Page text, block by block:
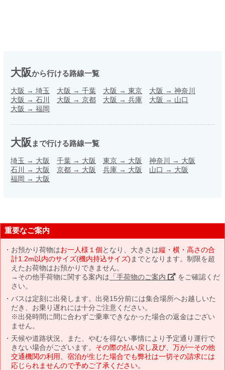
大阪から行ける路線一覧
大阪 → 埼玉 大阪 → 千葉 大阪 → 東京 大阪 → 神奈川
大阪 → 石川 大阪 → 京都 大阪 → 兵庫 大阪 → 山口
大阪 → 福岡
大阪 まで行ける路線一覧
埼玉 → 大阪 千葉 → 大阪 東京 → 大阪 神奈川 → 大阪
石川 → 大阪 京都 → 大阪 兵庫 → 大阪 山口 → 大阪
福岡 → 大阪
重要なご案内
お預かり荷物はお一人様１個となり、大きさは縦・横・高さの合
計1.2m以内のサイズ(機内持込サイズ) までとなります。制限を超
えたお荷物はお預かりできません。
→その他手荷物に関する案内は 「手荷物のご案内」 をご確認くだ
さい。
バスは定刻に出発します。出発15分前には集合場所へお越しいた
だき、お乗り遅れには十分ご注意ください。
※出発時間に間に合わずご乗車できなかった場合の返金はござい
ません。
天候や道路状況、また、やむを得ない事情により予定通り運行で
きない場合がございます。 その際の払い戻し及び、万が一その他
交通機関の利用、宿泊が生じた場合でも弊社は一切その請求には
応じられませんので予めご了承ください。